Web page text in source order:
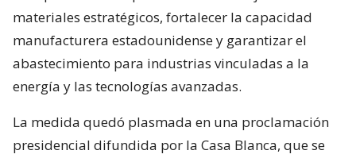
materiales estratégicos, fortalecer la capacidad
manufacturera estadounidense y garantizar el
abastecimiento para industrias vinculadas a la
energía y las tecnologías avanzadas.
La medida quedó plasmada en una proclamación
presidencial difundida por la Casa Blanca, que se